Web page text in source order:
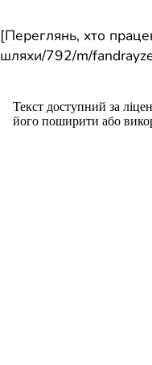
[Переглянь, хто
шляхи/792/m/
Текст доступний за
його поширити або